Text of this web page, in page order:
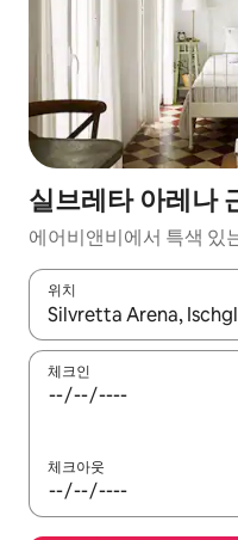
실브레타 아레나
에어비앤비에서 특색 있
위치
결과가 나오면 위·아래
체크인
체크아웃